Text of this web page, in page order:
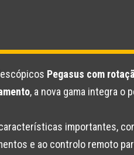
Pegasus com
, a nova gama integra
importantes,
e ao controlo remoto